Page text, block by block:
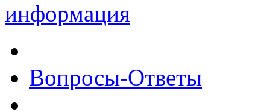
информация
Вопросы-Ответы